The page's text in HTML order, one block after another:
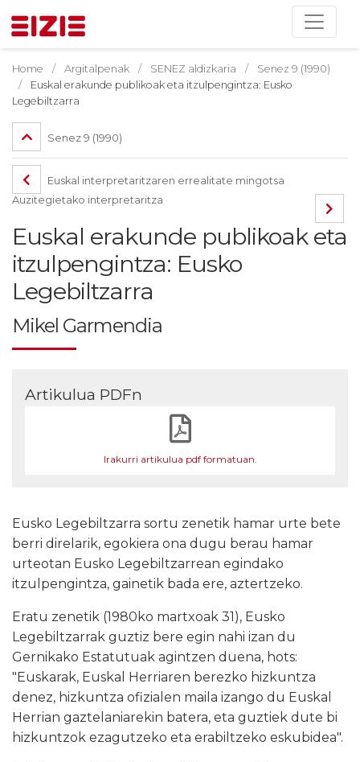
Home Argitalpenak SENEZ aldizkaria
Senez 9 (1990)
Euskal erakunde publikoak eta itzulpengintza: Eusko
Legebiltzarra
Senez 9 (1990)
Euskal interpretaritzaren errealitate mingotsa
Auzitegietako interpretaritza
Euskal erakunde publikoak eta
itzulpengintza: Eusko
Legebiltzarra
Mikel Garmendia
Artikulua PDFn
Irakurri artikulua pdf formatuan.
Eusko Legebiltzarra sortu zenetik hamar urte bete
berri direlarik, egokiera ona dugu berau hamar
urteotan Eusko Legebiltzarrean egindako
itzulpengintza, gainetik bada ere, aztertzeko.
Eratu zenetik (1980ko martxoak 31), Eusko
Legebiltzarrak guztiz bere egin nahi izan du
Gernikako Estatutuak agintzen duena, hots:
"Euskarak, Euskal Herriaren berezko hizkuntza
denez, hizkuntza ofizialen maila izango du Euskal
Herrian gaztelaniarekin batera, eta guztiek dute bi
hizkuntzok ezagutzeko eta erabiltzeko eskubidea".